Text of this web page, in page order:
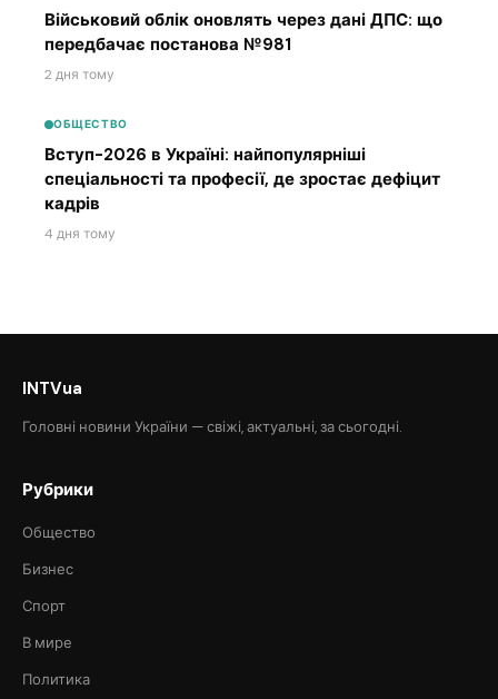
Військовий облік оновлять через дані ДПС: що
передбачає постанова №981
2 дня тому
ОБЩЕСТВО
Вступ-2026 в Україні: найпопулярніші
спеціальності та професії, де зростає дефіцит
кадрів
4 дня тому
INTVua
Головні новини України — свіжі, актуальні, за сьогодні.
Рубрики
Общество
Бизнес
Спорт
В мире
Политика